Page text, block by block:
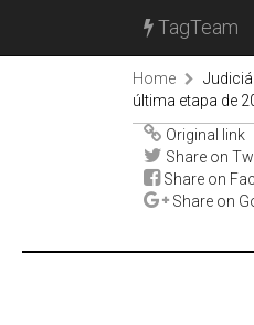
TagTeam
Home
última etapa de
Original link
Share on
Share on
Share on